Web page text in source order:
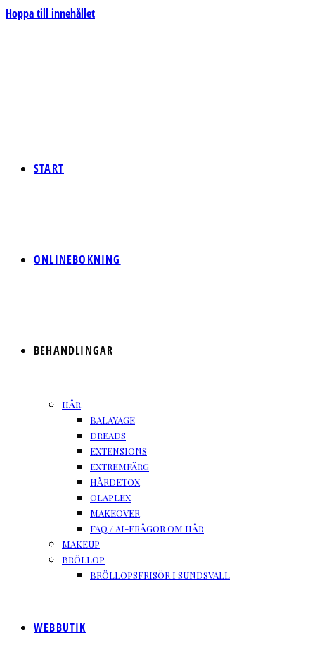
Hoppa till innehållet
START
ONLINEBOKNING
BEHANDLINGAR
HÅR
BALAYAGE
DREADS
EXTENSIONS
EXTREMFÄRG
HÅRDETOX
OLAPLEX
MAKEOVER
FAQ / AI-FRÅGOR OM HÅR
MAKEUP
BRÖLLOP
BRÖLLOPSFRISÖR I SUNDSVALL
WEBBUTIK